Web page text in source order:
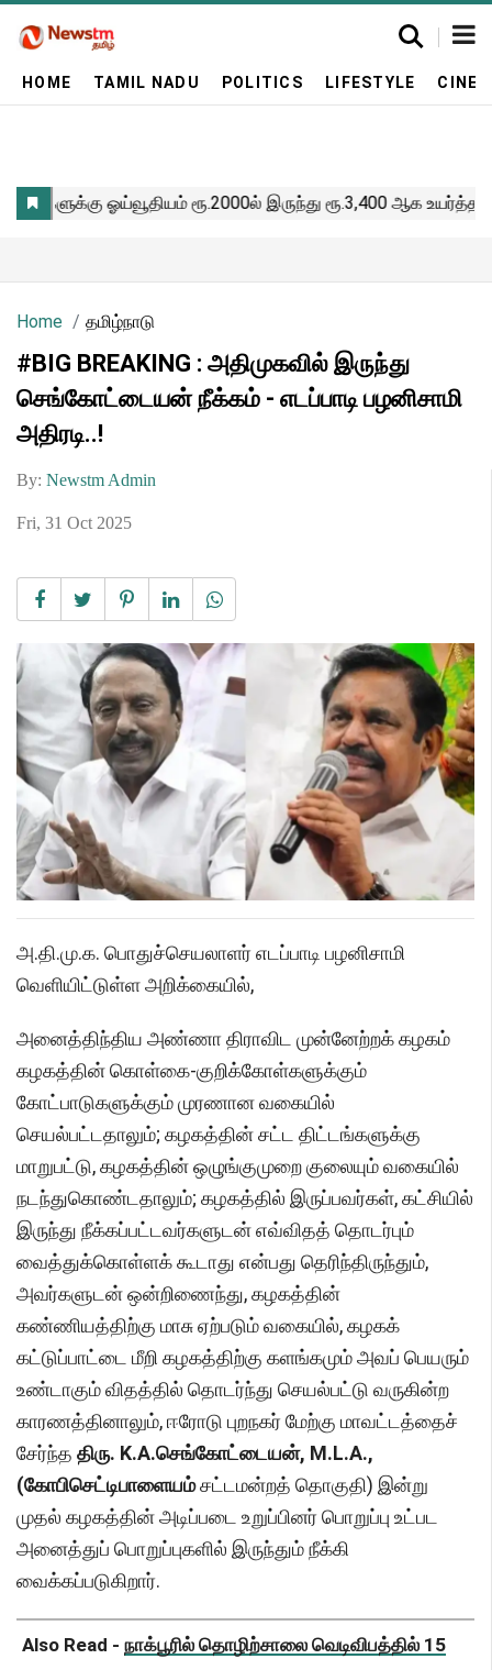
HOME TAMIL NADU POLITICS LIFESTYLE
Home தமிழ்நாடு
#BIG BREAKING : அதிமுகவில் இருந்து
செங்கோட்டையன் நீக்கம் - எடப்பாடி பழனிசாமி
அதிரடி..!
By: Newstm Admin
Fri, 31 Oct 2025
அ.தி.மு.க. பொதுச்செயலாளர் எடப்பாடி பழனிசாமி
வெளியிட்டுள்ள அறிக்கையில்,
அனைத்திந்திய அண்ணா திராவிட முன்னேற்றக் கழகம்
கழகத்தின் கொள்கை-குறிக்கோள்களுக்கும்
கோட்பாடுகளுக்கும் முரணான வகையில்
செயல்பட்டதாலும்; கழகத்தின் சட்ட திட்டங்களுக்கு
மாறுபட்டு, கழகத்தின் ஒழுங்குமுறை குலையும் வகையில்
நடந்துகொண்டதாலும்; கழகத்தில் இருப்பவர்கள், கட்சியில்
இருந்து நீக்கப்பட்டவர்களுடன் எவ்விதத் தொடர்பும்
வைத்துக்கொள்ளக் கூடாது என்பது தெரிந்திருந்தும்,
அவர்களுடன் ஒன்றிணைந்து, கழகத்தின்
கண்ணியத்திற்கு மாசு ஏற்படும் வகையில், கழகக்
கட்டுப்பாட்டை மீறி கழகத்திற்கு களங்கமும் அவப் பெயரும்
உண்டாகும் விதத்தில் தொடர்ந்து செயல்பட்டு வருகின்ற
காரணத்தினாலும், ஈரோடு புறநகர் மேற்கு மாவட்டத்தைச்
சேர்ந்த திரு. K.A.செங்கோட்டையன், M.L.A.,
(கோபிசெட்டிபாளையம்சட்டமன்றத் தொகுதி) இன்று
முதல் கழகத்தின் அடிப்படை உறுப்பினர் பொறுப்பு உட்பட
அனைத்துப் பொறுப்புகளில் இருந்தும் நீக்கி
வைக்கப்படுகிறார்.
Also Read - நாக்பூரில் தொழிற்சாலை வெடிவிபத்தில் 15